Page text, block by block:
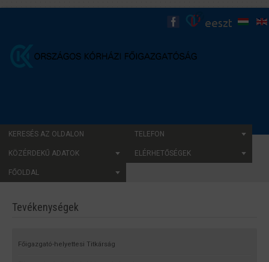
KERESÉS AZ OLDALON TELEFON
KÖZÉRDEKŰ ADATOK ELÉRHETŐSÉGEK
FŐOLDAL
Tevékenységek
Főigazgató-helyettesi Titkárság